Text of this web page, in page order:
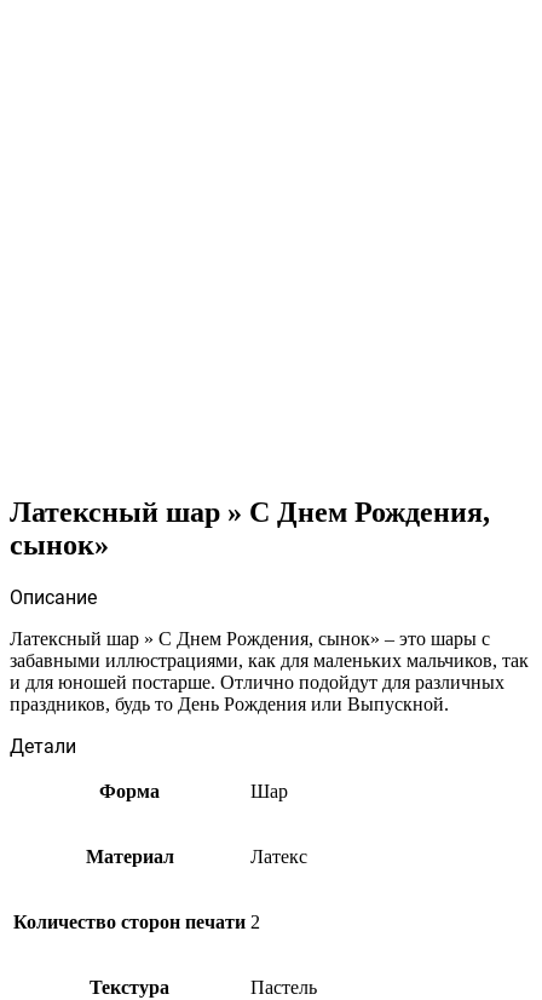
Латексный шар » С Днем Рождения,
сынок»
Описание
Латексный шар » С Днем Рождения, сынок» – это шары с
забавными иллюстрациями, как для маленьких мальчиков, так
и для юношей постарше. Отлично подойдут для различных
праздников, будь то День Рождения или Выпускной.
Детали
Форма Шар
Материал Латекс
Количество сторон печати 2
Текстура Пастель